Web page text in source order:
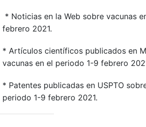
* Noticias en la Web sobre vacunas
febrero 2021.
* Artículos científicos publicados en
vacunas en el periodo 1-9 febrero
* Patentes publicadas en USPTO
periodo 1-9 febrero 2021.